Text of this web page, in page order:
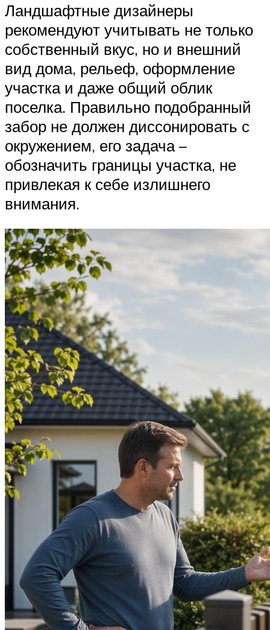
Ландшафтные дизайнеры
рекомендуют учитывать не только
собственный вкус, но и внешний
вид дома, рельеф, оформление
участка и даже общий облик
поселка. Правильно подобранный
забор не должен диссонировать с
окружением, его задача –
обозначить границы участка, не
привлекая к себе излишнего
внимания.